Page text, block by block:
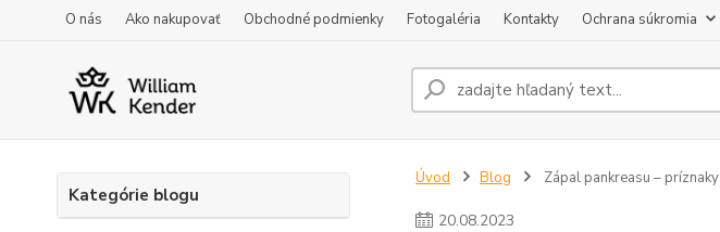
O nás Ako nakupovať Obchodné podmienky Fotogaléria Kontakty Ochrana súkromia
Kategórie blogu
Úvod Blog Zápal pankreasu – príznaky
20.08.2023